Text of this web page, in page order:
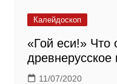
Калейдоскоп
«Гой еси!» Что
древнерусское
11/07/2020